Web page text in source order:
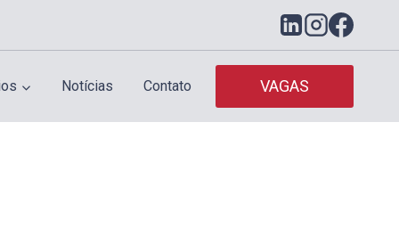
Notícias Contato VAGAS